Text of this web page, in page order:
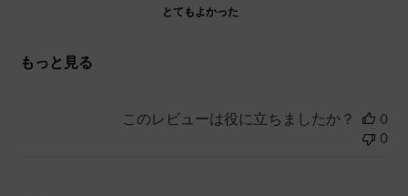
とてもよかった
もっと見る
このレビューは役に立ちましたか？
0
0